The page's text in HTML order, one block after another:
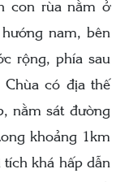
con rùa nằm ở
nam, bên
rộng, phía sau
Chùa có địa thế
nằm sát đường
khoảng 1km
khá hấp dẫn